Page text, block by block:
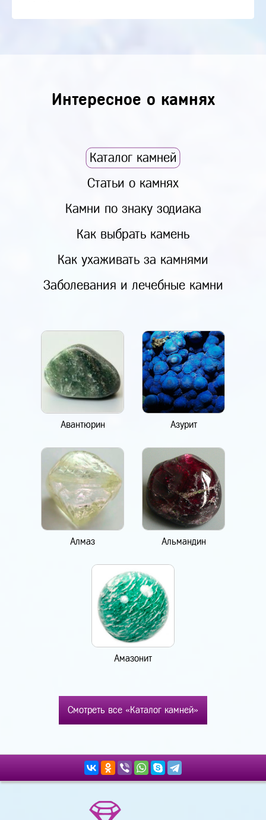
Интересное о камнях
Каталог камней
Статьи о камнях
Камни по знаку зодиака
Как выбрать камень
Как ухаживать за камнями
Заболевания и лечебные камни
Авантюрин Азурит
Алмаз Альмандин
Амазонит
Смотреть все «Каталог камней»